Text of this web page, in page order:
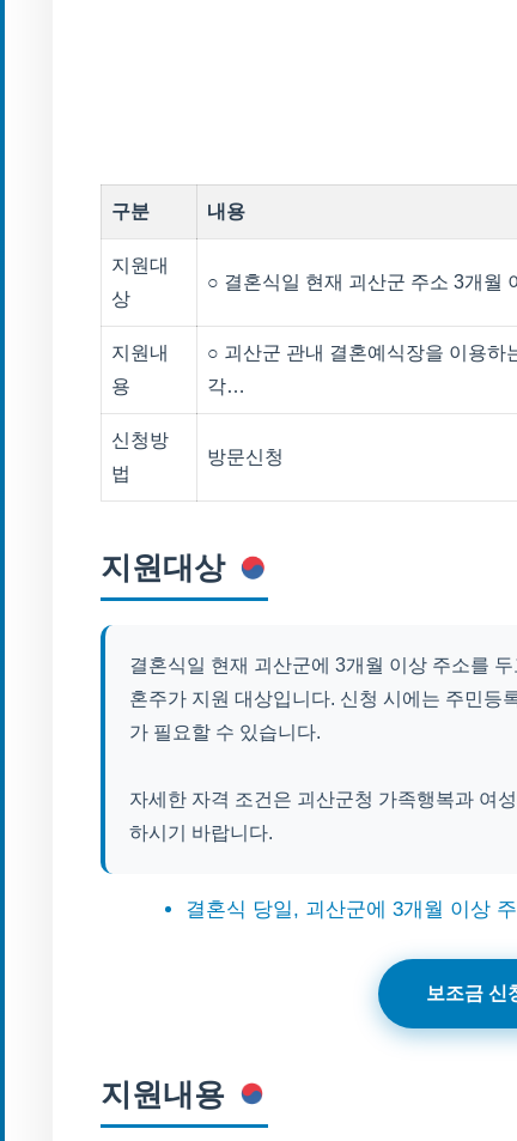
구분 내용
지원대
상
○ 결혼식일 현재 괴산군 주소 3개월
지원내
용
○ 괴산군 관내 결혼예식장을 이용하
각…
신청방
법
방문신청
지원대상
결혼식일 현재 괴산군에 3개월 이상 주소를
혼주가 지원 대상입니다. 신청 시에는 주민등
가 필요할 수 있습니다.
자세한 자격 조건은 괴산군청 가족행복과 여
하시기 바랍니다.
결혼식 당일, 괴산군에 3개월 이상
보조금 신
지원내용